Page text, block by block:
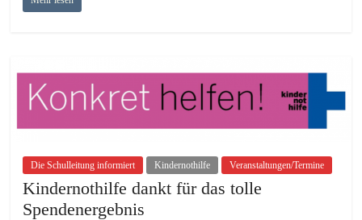
Die Schulleitung informiert Kindernothilfe Veranstaltungen/Termine
Kindernothilfe dankt für das tolle
Spendenergebnis